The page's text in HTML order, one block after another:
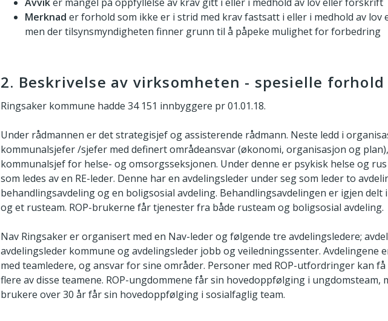
Merknad er forhold som ikke er i strid med krav fastsatt i eller i medhold av lov
men der tilsynsmyndigheten finner grunn til å påpeke mulighet for forbedring
2. Beskrivelse av virksomheten - spesielle forhold
Ringsaker kommune hadde 34 151 innbyggere pr 01.01.18.
Under rådmannen er det strategisjef og assisterende rådmann. Neste ledd i
kommunalsjefer /sjefer med definert områdeansvar (økonomi, organisasjon og
kommunalsjef for helse- og omsorgsseksjonen. Under denne er psykisk helse og
som ledes av en RE-leder. Denne har en avdelingsleder under seg som leder to
behandlingsavdeling og en boligsosial avdeling. Behandlingsavdelingen er igjen delt
og et rusteam. ROP-brukerne får tjenester fra både rusteam og boligsosial avdeling.
Nav Ringsaker er organisert med en Nav-leder og følgende tre avdelingsledere;
avdelingsleder kommune og avdelingsleder jobb og veiledningssenter. Avdelingene
med teamledere, og ansvar for sine områder. Personer med ROP-utfordringer kan
flere av disse teamene. ROP-ungdommene får sin hovedoppfølging i ungdomsteam,
brukere over 30 år får sin hovedoppfølging i sosialfaglig team.